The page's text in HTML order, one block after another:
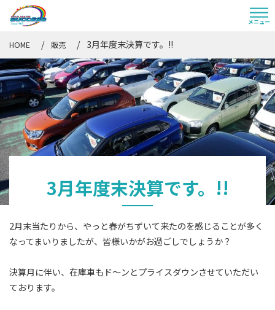
HOME 販売 3月年度末決算です。!!
3月年度末決算です。!!
2月末当たりから、やっと春がちずいて来たのを感じることが多く
なってまいりましたが、皆様いかがお過ごしでしょうか？
決算月に伴い、在庫車もド～ンとプライスダウンさせていただい
ております。